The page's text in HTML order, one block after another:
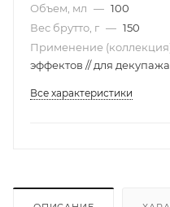
Объем, мл — 100
Вес брутто, г — 150
Применение
эффектов // для декупажа
Все характеристики